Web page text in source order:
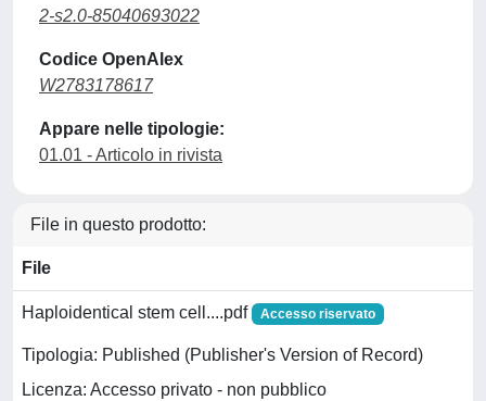
2-s2.0-85040693022
Codice OpenAlex
W2783178617
Appare nelle tipologie:
01.01 - Articolo in rivista
File in questo prodotto:
File
Haploidentical stem cell....pdf Accesso riservato
Tipologia: Published (Publisher's Version of Record)
Licenza: Accesso privato - non pubblico